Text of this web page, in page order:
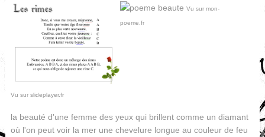
Vu sur slideplayer.fr
Vu sur mon-
poeme.fr
la beauté d'une femme des yeux qui brillent comme un diamant
où l'on peut voir la mer une chevelure longue au couleur de feu